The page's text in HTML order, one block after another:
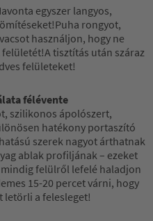
egyszer langyos,
rongyot,
használjon, hogy ne
felületét!A tisztítás után száraz
felületeket!
félévente
szilikonos ápolószert,
hatékony portaszító
szerek nagyot árthatnak
ablak profiljának – ezeket
felülről lefelé haladjon
15-20 percet várni, hogy
letörli a felesleget!